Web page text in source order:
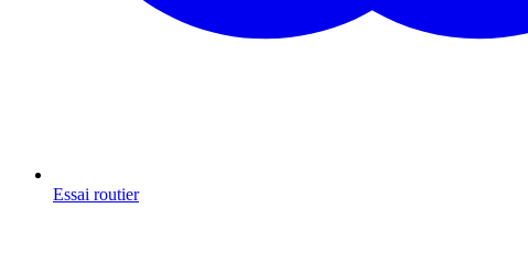
Essai routier